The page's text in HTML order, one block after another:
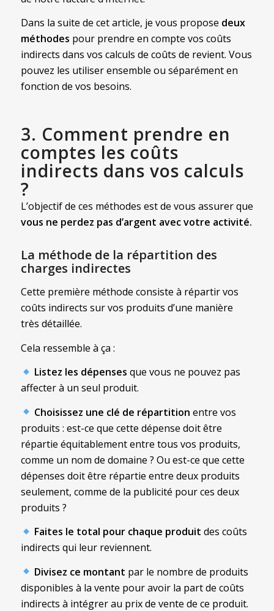
Dans la suite de cet article, je vous propose deux
méthodes pour prendre en compte vos coûts
indirects dans vos calculs de coûts de revient. Vous
pouvez les utiliser ensemble ou séparément en
fonction de vos besoins.
3. Comment prendre en
comptes les coûts
indirects dans vos calculs
?
L’objectif de ces méthodes est de vous assurer que
vous ne perdez pas d’argent avec votre activité.
La méthode de la répartition des
charges indirectes
Cette première méthode consiste à répartir vos
coûts indirects sur vos produits d’une manière
très détaillée.
Cela ressemble à ça :
Listez les dépenses que vous ne pouvez pas
affecter à un seul produit.
Choisissez une clé de répartition entre vos
produits : est-ce que cette dépense doit être
répartie équitablement entre tous vos produits,
comme un nom de domaine ? Ou est-ce que cette
dépenses doit être répartie entre deux produits
seulement, comme de la publicité pour ces deux
produits ?
Faites le total pour chaque produit des coûts
indirects qui leur reviennent.
Divisez ce montant par le nombre de produits
disponibles à la vente pour avoir la part de coûts
indirects à intégrer au prix de vente de ce produit.